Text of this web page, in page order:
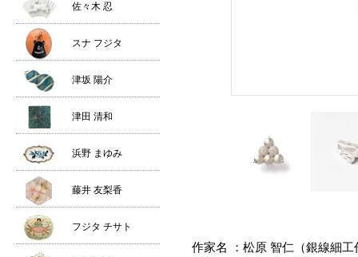
作家名 ：松原 智仁（銀線細工
佐々木 忍
スナ フジタ
津坂 陽介
津田 清和
浜野 まゆみ
藤井 友梨香
フジタ チサト